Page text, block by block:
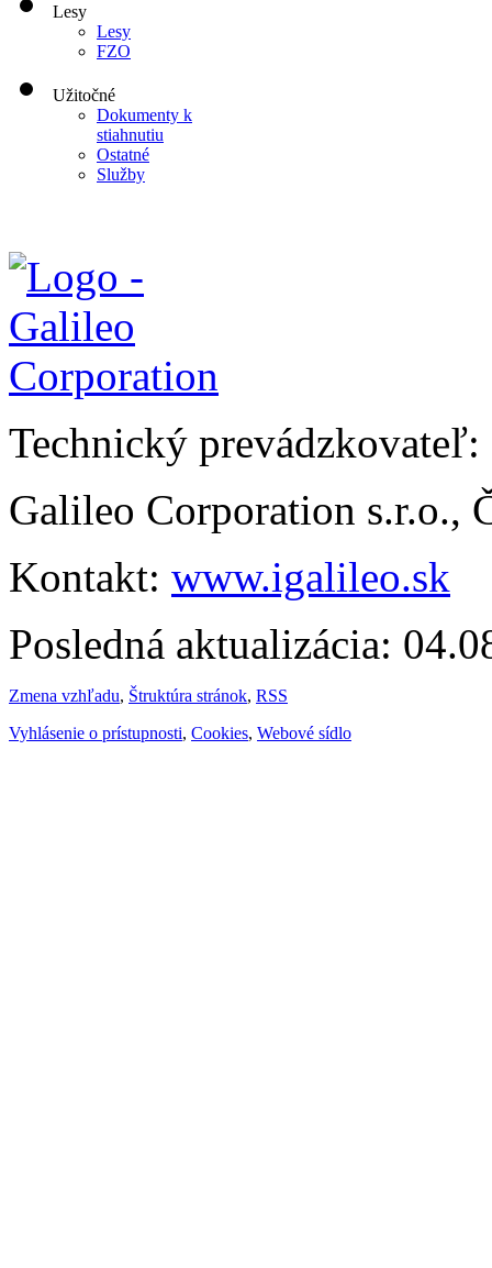
Lesy
Lesy
FZO
Užitočné
Dokumenty k
stiahnutiu
Ostatné
Služby
Technický prevádzkovateľ:
Galileo Corporation s.r.o.,
Kontakt: www.igalileo.sk
Posledná aktualizácia:
Zmena vzhľadu, Štruktúra stránok, RSS
Vyhlásenie o prístupnosti, Cookies, Webové sídlo